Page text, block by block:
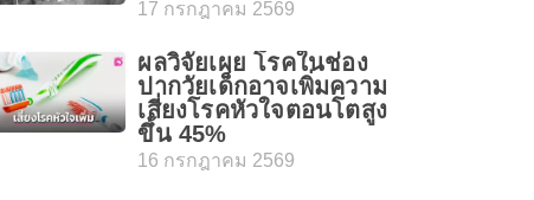
17 กรกฎาคม 2569
ผลวิจัยเผย โรคในช่อง
ปากวัยเด็กอาจเพิ่มความ
เสี่ยงโรคหัวใจตอนโตสูง
ขึ้น 45%
16 กรกฎาคม 2569